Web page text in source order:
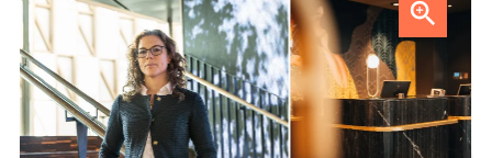
Professor Kristina Palm FOTO: Theresia ViskaFOTO:
Dylan Calluy / Unsplash